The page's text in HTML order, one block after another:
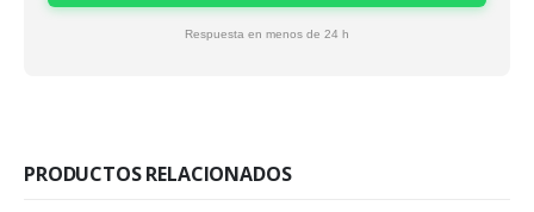
Respuesta en menos de 24 h
PRODUCTOS RELACIONADOS